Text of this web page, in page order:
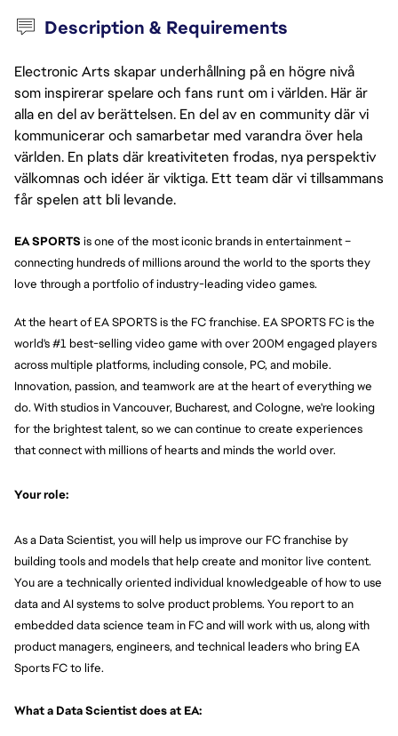
Description & Requirements
Electronic Arts skapar underhållning på en högre nivå
som inspirerar spelare och fans runt om i världen. Här är
alla en del av berättelsen. En del av en community där vi
kommunicerar och samarbetar med varandra över hela
världen. En plats där kreativiteten frodas, nya perspektiv
välkomnas och idéer är viktiga. Ett team där vi tillsammans
får spelen att bli levande.
EA SPORTS is one of the most iconic brands in entertainment –
connecting hundreds of millions around the world to the sports they
love through a portfolio of industry-leading video games.
At the heart of EA SPORTS is the FC franchise. EA SPORTS FC is the
world's #1 best-selling video game with over 200M engaged players
across multiple platforms, including console, PC, and mobile.
Innovation, passion, and teamwork are at the heart of everything we
do. With studios in Vancouver, Bucharest, and Cologne, we're looking
for the brightest talent, so we can continue to create experiences
that connect with millions of hearts and minds the world over.
Your role:
As a Data Scientist, you will help us improve our FC franchise by
building tools and models that help create and monitor live content.
You are a technically oriented individual knowledgeable of how to use
data and AI systems to solve product problems. You report to an
embedded data science team in FC and will work with us, along with
product managers, engineers, and technical leaders who bring EA
Sports FC to life.
What a Data Scientist does at EA: